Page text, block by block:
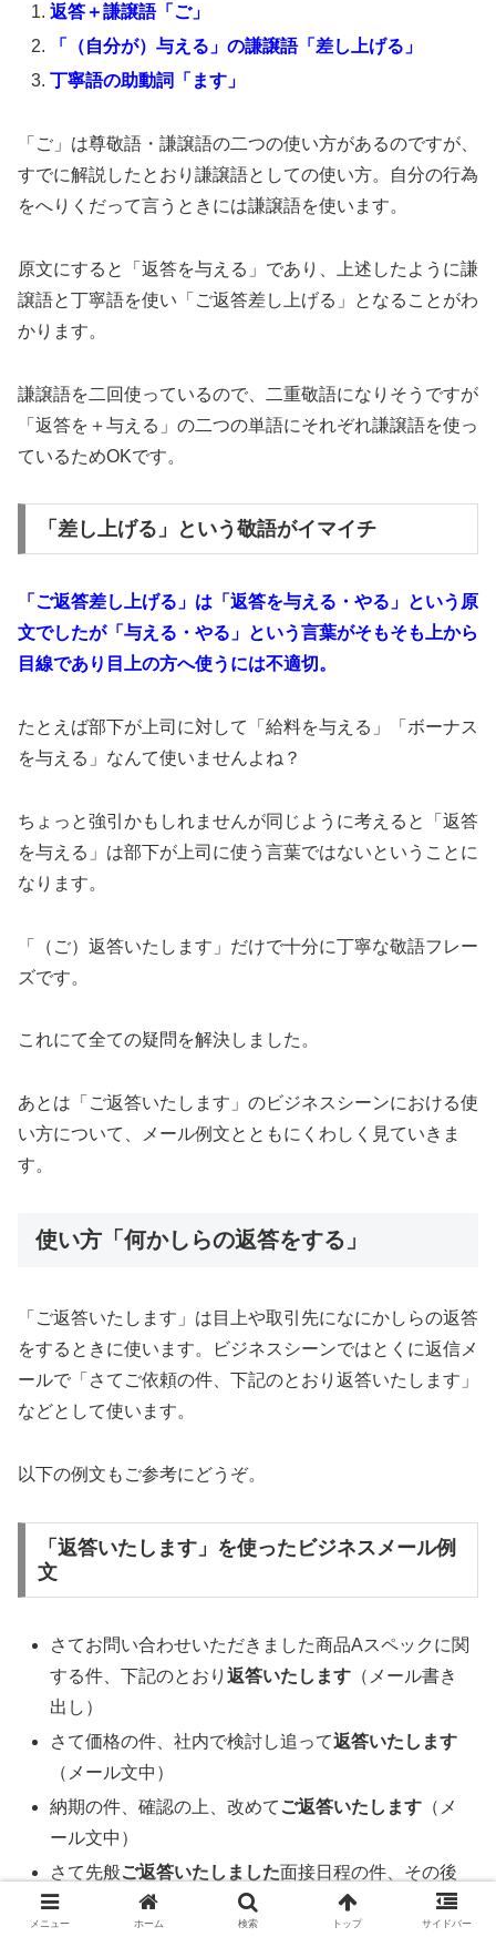
返答＋謙譲語「ご」
「（自分が）与える」の謙譲語「差し上げる」
丁寧語の助動詞「ます」
「ご」は尊敬語・謙譲語の二つの使い方があるのですが、
すでに解説したとおり謙譲語としての使い方。自分の行為
をへりくだって言うときには謙譲語を使います。
原文にすると「返答を与える」であり、上述したように謙
譲語と丁寧語を使い「ご返答差し上げる」となることがわ
かります。
謙譲語を二回使っているので、二重敬語になりそうですが
「返答を＋与える」の二つの単語にそれぞれ謙譲語を使っ
ているためOKです。
「差し上げる」という敬語がイマイチ
「ご返答差し上げる」は「返答を与える・やる」という原
文でしたが「与える・やる」という言葉がそもそも上から
目線であり目上の方へ使うには不適切。
たとえば部下が上司に対して「給料を与える」「ボーナス
を与える」なんて使いませんよね？
ちょっと強引かもしれませんが同じように考えると「返答
を与える」は部下が上司に使う言葉ではないということに
なります。
「（ご）返答いたします」だけで十分に丁寧な敬語フレー
ズです。
これにて全ての疑問を解決しました。
あとは「ご返答いたします」のビジネスシーンにおける使
い方について、メール例文とともにくわしく見ていきま
す。
使い方「何かしらの返答をする」
「ご返答いたします」は目上や取引先になにかしらの返答
をするときに使います。ビジネスシーンではとくに返信メ
ールで「さてご依頼の件、下記のとおり返答いたします」
などとして使います。
以下の例文もご参考にどうぞ。
「返答いたします」を使ったビジネスメール例
文
さてお問い合わせいただきました商品Aスペックに関
する件、下記のとおり返答いたします （メール書き
出し）
さて価格の件、社内で検討し追って返答いたします
（メール文中）
納期の件、確認の上、改めて ご返答いたします （メ
ール文中）
さて先般ご返答いたしました面接日程の件、その後
いかがでしょうか（メール文中）
メニュー ホーム 検索 トップ サイドバー